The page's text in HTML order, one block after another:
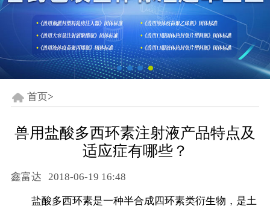
案例•新闻
展会风采
关于鑫富达
首页>
兽用盐酸多西环素注射液产品特点及
适应症有哪些？
鑫富达 2018-06-19 16:48
盐酸多西环素是一种半合成四环素类衍生物，是土